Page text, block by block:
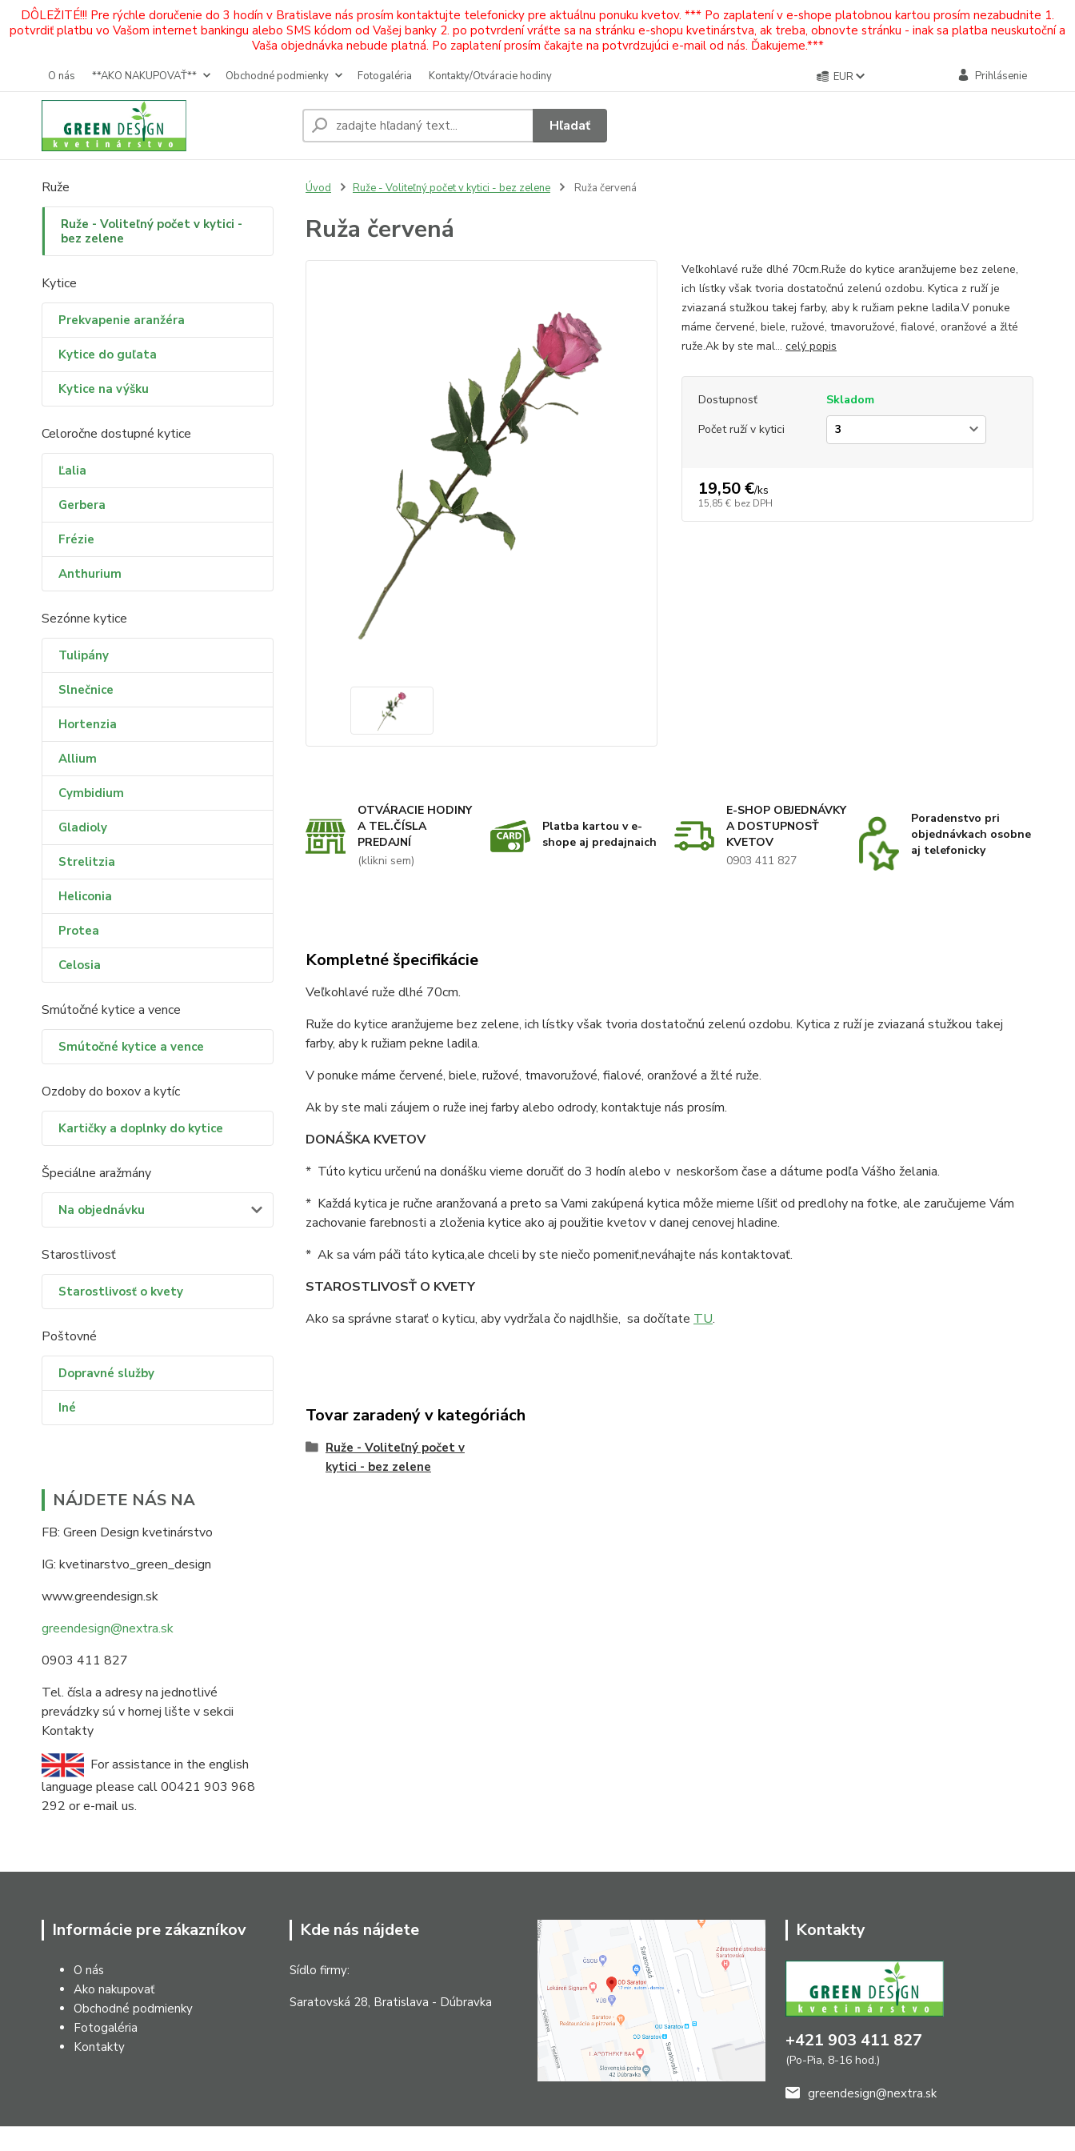
DÔLEŽITÉ!!! Pre rýchle doručenie do 3 hodín v Bratislave nás prosím kontaktujte telefonicky pre aktuálnu ponuku kvetov. *** Po zaplatení v e-shope platobnou kartou prosím nezabudnite 1.
potvrdiť platbu vo Vašom internet bankingu alebo SMS kódom od Vašej banky 2. po potvrdení vráťte sa na stránku e-shopu kvetinárstva, ak treba, obnovte stránku - inak sa platba neuskutoční a
Vaša objednávka nebude platná. Po zaplatení prosím čakajte na potvrdzujúci e-mail od nás. Ďakujeme.***
O nás **AKO NAKUPOVAŤ** Obchodné podmienky Fotogaléria Kontakty/Otváracie hodiny EUR Prihlásenie
Hľadať
Ruže
Ruže - Voliteľný počet v kytici -
bez zelene
Kytice
Prekvapenie aranžéra
Kytice do guľata
Kytice na výšku
Celoročne dostupné kytice
Ľalia
Gerbera
Frézie
Anthurium
Sezónne kytice
Tulipány
Slnečnice
Hortenzia
Allium
Cymbidium
Gladioly
Strelitzia
Heliconia
Protea
Celosia
Smútočné kytice a vence
Smútočné kytice a vence
Ozdoby do boxov a kytíc
Kartičky a doplnky do kytice
Špeciálne aražmány
Na objednávku
Starostlivosť
Starostlivosť o kvety
Poštovné
Dopravné služby
Iné
NÁJDETE NÁS NA
FB: Green Design kvetinárstvo
IG: kvetinarstvo_green_design
www.greendesign.sk
greendesign@nextra.sk
0903 411 827
Tel. čísla a adresy na jednotlivé
prevádzky sú v hornej lište v sekcii
Kontakty
For assistance in the english
language please call 00421 903 968
292 or e-mail us.
Úvod Ruže - Voliteľný počet v kytici - bez zelene Ruža červená
Ruža červená
Veľkohlavé ruže dlhé 70cm.Ruže do kytice aranžujeme bez zelene,
ich lístky však tvoria dostatočnú zelenú ozdobu. Kytica z ruží je
zviazaná stužkou takej farby, aby k ružiam pekne ladila.V ponuke
máme červené, biele, ružové, tmavoružové, fialové, oranžové a žlté
ruže.Ak by ste mal... celý popis
Dostupnosť
Skladom
Počet ruží v kytici
19,50 €/ks
15,85 € bez DPH
OTVÁRACIE HODINY
A TEL.ČÍSLA
PREDAJNÍ
(klikni sem)
Platba kartou v e-
shope aj predajnaich
E-SHOP OBJEDNÁVKY
A DOSTUPNOSŤ
KVETOV
0903 411 827
Poradenstvo pri
objednávkach osobne
aj telefonicky
Kompletné špecifikácie
Veľkohlavé ruže dlhé 70cm.
Ruže do kytice aranžujeme bez zelene, ich lístky však tvoria dostatočnú zelenú ozdobu. Kytica z ruží je zviazaná stužkou takej
farby, aby k ružiam pekne ladila.
V ponuke máme červené, biele, ružové, tmavoružové, fialové, oranžové a žlté ruže.
Ak by ste mali záujem o ruže inej farby alebo odrody, kontaktuje nás prosím.
DONÁŠKA KVETOV
* Túto kyticu určenú na donášku vieme doručiť do 3 hodín alebo v neskoršom čase a dátume podľa Vášho želania.
* Každá kytica je ručne aranžovaná a preto sa Vami zakúpená kytica môže mierne líšiť od predlohy na fotke, ale zaručujeme Vám
zachovanie farebnosti a zloženia kytice ako aj použitie kvetov v danej cenovej hladine.
* Ak sa vám páči táto kytica,ale chceli by ste niečo pomeniť,neváhajte nás kontaktovať.
STAROSTLIVOSŤ O KVETY
Ako sa správne starať o kyticu, aby vydržala čo najdlhšie, sa dočítate TU.
Tovar zaradený v kategóriách
Ruže - Voliteľný počet v
kytici - bez zelene
Informácie pre zákazníkov
O nás
Ako nakupovať
Obchodné podmienky
Fotogaléria
Kontakty
Kde nás nájdete
Sídlo firmy:
Saratovská 28, Bratislava - Dúbravka
Kontakty
+421 903 411 827
(Po-Pia, 8-16 hod.)
greendesign@nextra.sk